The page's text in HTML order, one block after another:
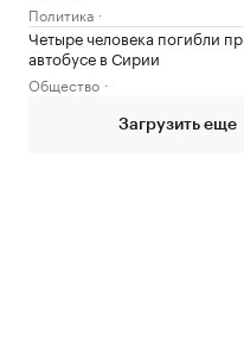
Политика
Четыре человека погибли
автобусе в Сирии
Общество
Загрузить еще